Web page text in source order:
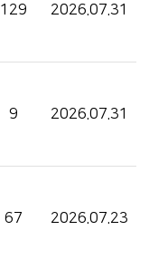
129 2026.07.31
9 2026.07.31
67 2026.07.23